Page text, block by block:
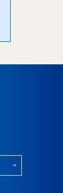
arrow_forward